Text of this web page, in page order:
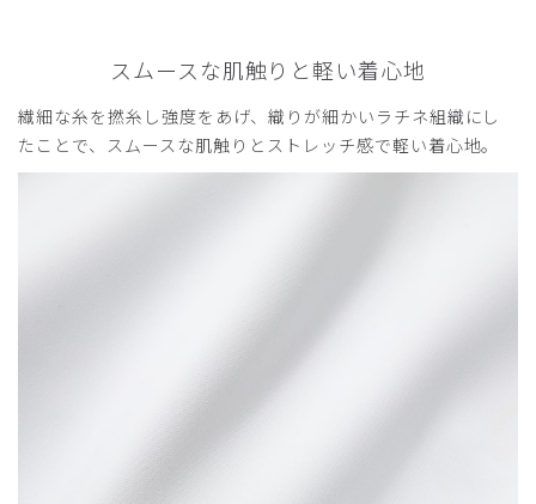
スムースな肌触りと軽い着心地
繊細な糸を撚糸し強度をあげ、織りが細かいラチネ組織にし
たことで、スムースな肌触りとストレッチ感で軽い着心地。